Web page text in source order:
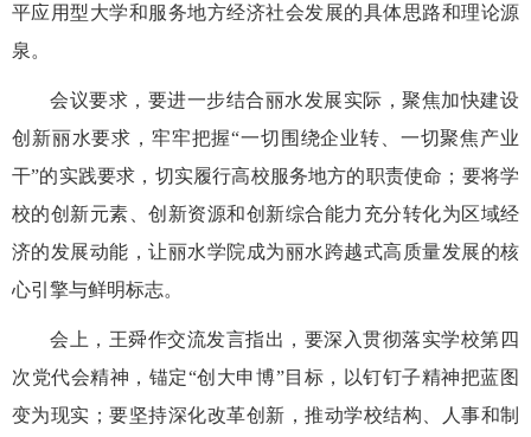
平应用型大学和服务地方经济社会发展的具体思路和理论源
泉。
会议要求，要进一步结合丽水发展实际，聚焦加快建设
创新丽水要求，牢牢把握“一切围绕企业转、一切聚焦产业
干”的实践要求，切实履行高校服务地方的职责使命；要将学
校的创新元素、创新资源和创新综合能力充分转化为区域经
济的发展动能，让丽水学院成为丽水跨越式高质量发展的核
心引擎与鲜明标志。
会上，王舜作交流发言指出，要深入贯彻落实学校第四
次党代会精神，锚定“创大申博”目标，以钉钉子精神把蓝图
变为现实；要坚持深化改革创新，推动学校结构、人事和制